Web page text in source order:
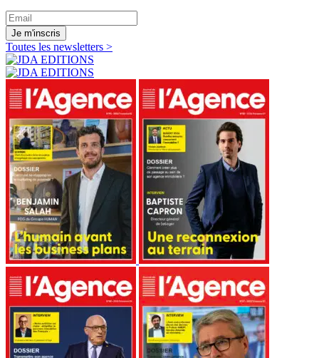
Je m'inscris
Toutes les newsletters >